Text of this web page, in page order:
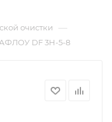
очистки —
DF 3H-5-8